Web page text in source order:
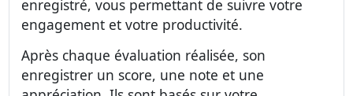
enregistré, vous permettant de suivre votre
engagement et votre productivité.
Après chaque évaluation réalisée, son
enregistrer un score, une note et une